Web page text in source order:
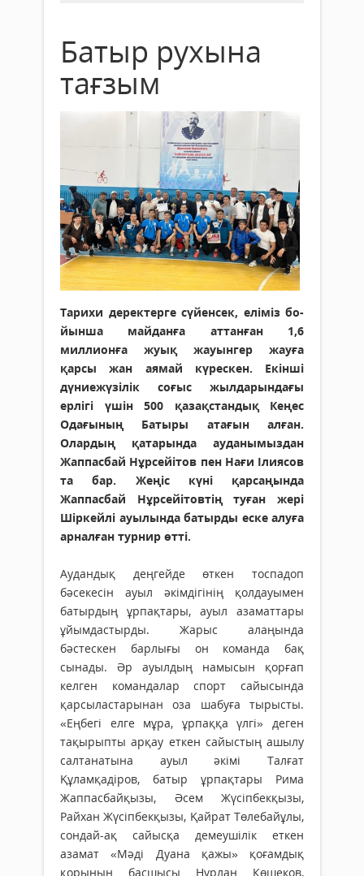
Батыр рухына
тағзым
Тарихи деректерге сүйенсек, еліміз бо­
йынша майданға аттанған 1,6
миллионға жуық жауынгер жауға
қарсы жан аямай күрескен. Екінші
дүниежүзілік соғыс жылдарындағы
ерлігі үшін 500 қазақстандық Кеңес
Одағының Батыры атағын алған.
Олардың қатарында ауданымыздан
Жаппасбай Нұрсейітов пен Нағи Ілиясов
та бар. Жеңіс күні қарсаңында
Жаппасбай Нұрсейітовтің туған жері
Шіркейлі ауылында батырды еске алуға
арналған турнир өтті.
Аудандық деңгейде өткен тоспадоп
бәсекесін ауыл әкімдігінің қолдауымен
батырдың ұрпақтары, ауыл азаматтары
ұйымдастырды. Жарыс алаңында
бәстескен барлығы он команда бақ
сынады. Әр ауылдың намысын қорғап
келген командалар спорт сайысында
қарсыластарынан оза шабуға тырысты.
«Еңбегі елге мұра, ұрпаққа үлгі» деген
тақырыпты арқау еткен сайыстың ашылу
салтанатына ауыл әкімі Талғат
Құламқадіров, батыр ұрпақтары Рима
Жаппасбайқызы, Әсем Жүсіпбекқызы,
Райхан Жүсіпбекқызы, Қайрат Төлебайұлы,
сондай-ақ сайысқа демеушілік еткен
азамат «Мәді Дуана қажы» қоғамдық
қорының басшысы Нұрлан Көшеков,